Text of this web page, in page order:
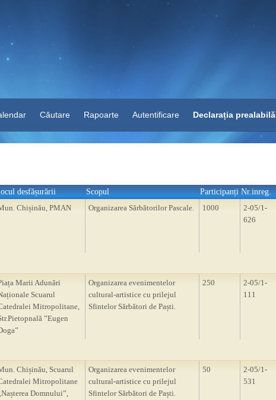
Căutare Rapoarte Autentificare Declarația prealabilă
desfășurării Scopul Participanți Nr.inreg.
Chișinău, PMAN Organizarea Sărbătorilor Pascale. 1000
2-05/1-
626
Marii Adunări
Scuarul
Mitropolitane,
”Eugen
Organizarea evenimentelor
cultural-artistice cu prilejul
Sfintelor Sărbători de Paști.
250
2-05/1-
111
Chișinău, Scuarul
Mitropolitane
Domnului”,
Organizarea evenimentelor
cultural-artistice cu prilejul
Sfintelor Sărbători de Paști.
50
2-05/1-
531